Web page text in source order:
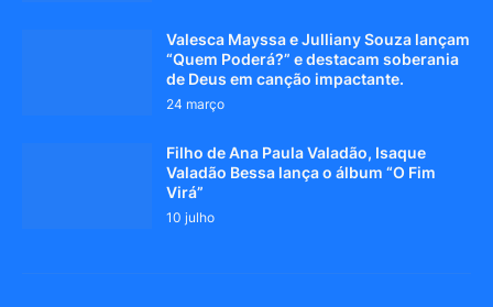
Valesca Mayssa e Julliany Souza lançam
“Quem Poderá?” e destacam soberania
de Deus em canção impactante.
24 março
Filho de Ana Paula Valadão, Isaque
Valadão Bessa lança o álbum “O Fim
Virá”
10 julho